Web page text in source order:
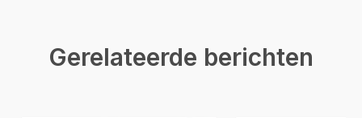
Gerelateerde berichten